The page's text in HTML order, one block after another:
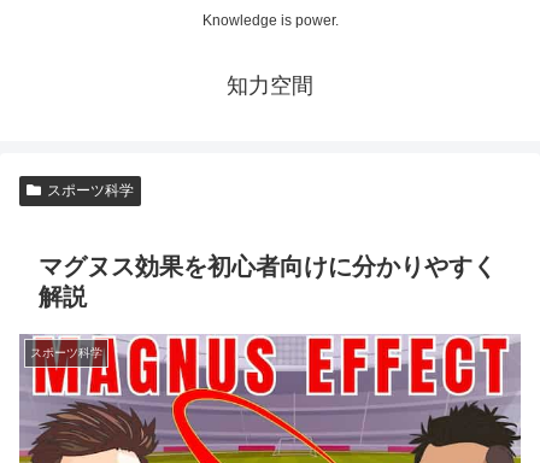
Knowledge is power.
知力空間
スポーツ科学
マグヌス効果を初心者向けに分かりやすく
解説
スポーツ科学